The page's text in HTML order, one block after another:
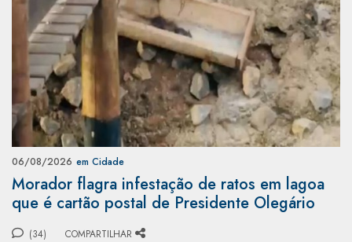
06/08/2026 em Cidade
Morador flagra infestação de ratos em lagoa
que é cartão postal de Presidente Olegário
(34) COMPARTILHAR